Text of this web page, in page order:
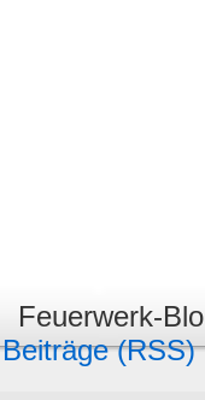
Feuerwerk-
Beiträge (RSS)